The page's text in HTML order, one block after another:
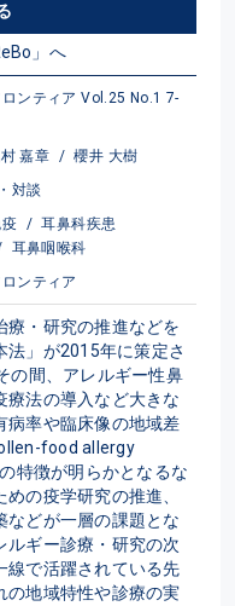
」へ
ンティア Vol.25 No.1 7-
嘉章 / 櫻井 大樹
対談
/ 耳鼻科疾患
耳鼻咽喉科
ンティア
療・研究の推進などを
法」が2015年に策定さ
の間、アレルギー性鼻
療法の導入など大きな
病率や臨床像の地域差
food allergy
特徴が明らかとなるな
の疫学研究の推進、
などが一層の課題とな
ルギー診療・研究の次
線で活躍されている先
の地域特性や診療の実